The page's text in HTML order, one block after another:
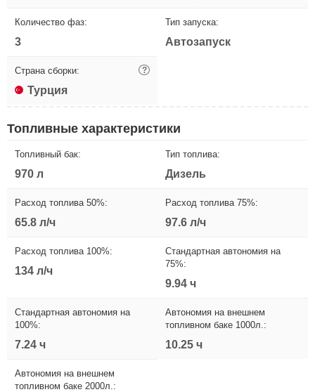
Количество фаз:
3
Тип запуска:
Автозапуск
Страна сборки: ?
Турция
Топливные характеристики
Топливный бак:
970 л
Тип топлива:
Дизель
Расход топлива 50%:
65.8 л/ч
Расход топлива 75%:
97.6 л/ч
Расход топлива 100%:
134 л/ч
Стандартная автономия на
75%:
9.94 ч
Стандартная автономия на
100%:
7.24 ч
Автономия на внешнем
топливном баке 1000л.:
10.25 ч
Автономия на внешнем
топливном баке 2000л.: